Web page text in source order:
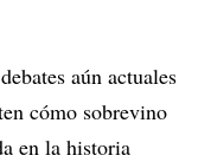
aún actuales
cómo sobrevino
en la historia